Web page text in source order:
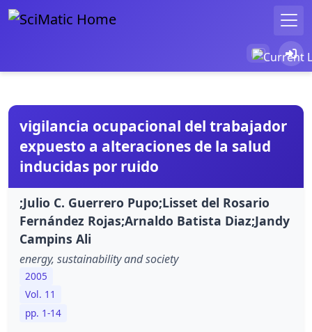
vigilancia ocupacional del trabajador
expuesto a alteraciones de la salud
inducidas por ruido
;Julio C. Guerrero Pupo;Lisset del Rosario
Fernández Rojas;Arnaldo Batista Diaz;Jandy
Campins Ali
energy, sustainability and society
2005
Vol. 11
pp. 1-14